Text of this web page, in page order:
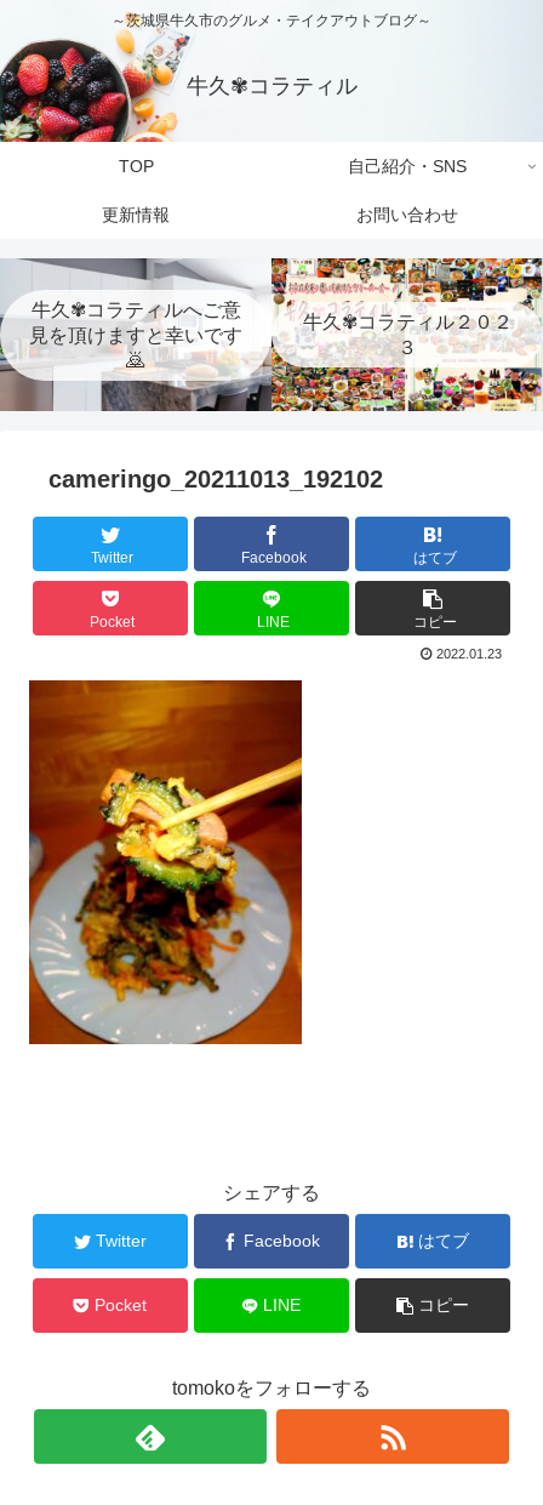
～茨城県牛久市のグルメ・テイクアウトブログ～
牛久✾コラティル
TOP 自己紹介・SNS
更新情報 お問い合わせ
牛久✾コラティルへご意
見を頂けますと幸いです
🙇
牛久✾コラティル２０２
３
cameringo_20211013_192102
Twitter Facebook はてブ
Pocket LINE コピー
2022.01.23
シェアする
Twitter Facebook はてブ
Pocket LINE コピー
tomokoをフォローする